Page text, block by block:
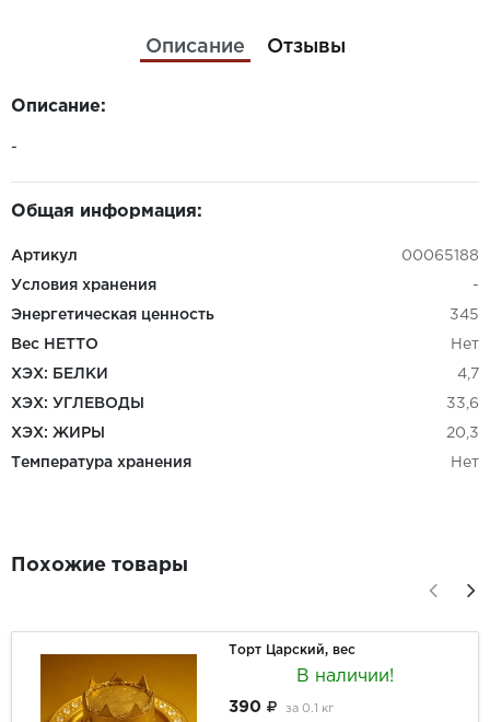
Описание Отзывы
Описание:
-
Общая информация:
Артикул 00065188
Условия хранения -
Энергетическая ценность 345
Вес НЕТТО Нет
ХЭХ: БЕЛКИ 4,7
ХЭХ: УГЛЕВОДЫ 33,6
ХЭХ: ЖИРЫ 20,3
Температура хранения Нет
Похожие товары
Торт Царский, вес
В наличии!
390 за 0.1 кг